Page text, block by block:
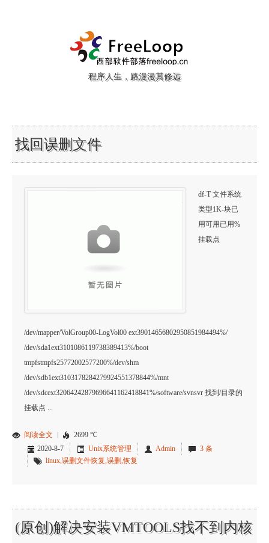
程序人生，路漫漫其修远
找回误删文件
df-T 文件系统
类型1K-块已
用可用已用%
挂载点
/dev/mapper/VolGroup00-LogVol00 ext39014656802950851984494%/
/dev/sda1ext3101086119738389413%/boot
tmpfstmpfs25772002577200%/dev/shm
/dev/sdb1ext3103178284279924551378844%/mnt
/dev/sdcext32064242879696641162418841%/software/svnsvr 找到/目录的
挂载点 ...
阅读全文 ︱
2699 ℃
2020-8-7
Unix系统管理 Admin
3 条
linux,误删文件恢复,误删,恢复
(原创)解决安装VMTOOLS找不到内核